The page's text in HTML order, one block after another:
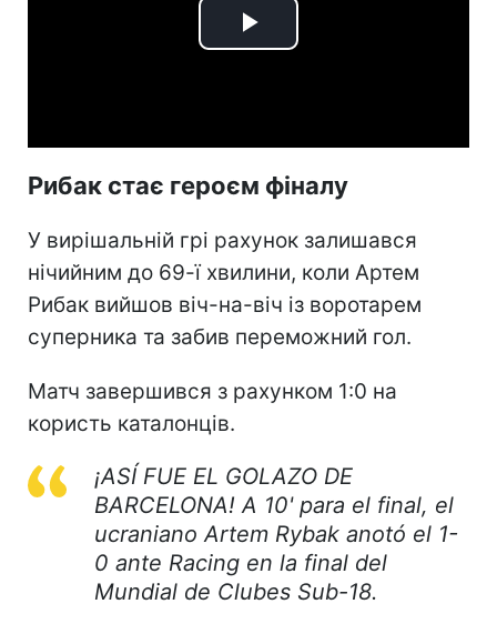
Play
Рибак стає героєм фіналу
У вирішальній грі рахунок залишався
нічийним до 69-ї хвилини, коли Артем
Рибак вийшов віч-на-віч із воротарем
суперника та забив переможний гол.
Матч завершився з рахунком 1:0 на
користь каталонців.
¡ASÍ FUE EL GOLAZO DE
BARCELONA! A 10' para el final, el
ucraniano Artem Rybak anotó el 1-
0 ante Racing en la final del
Mundial de Clubes Sub-18.